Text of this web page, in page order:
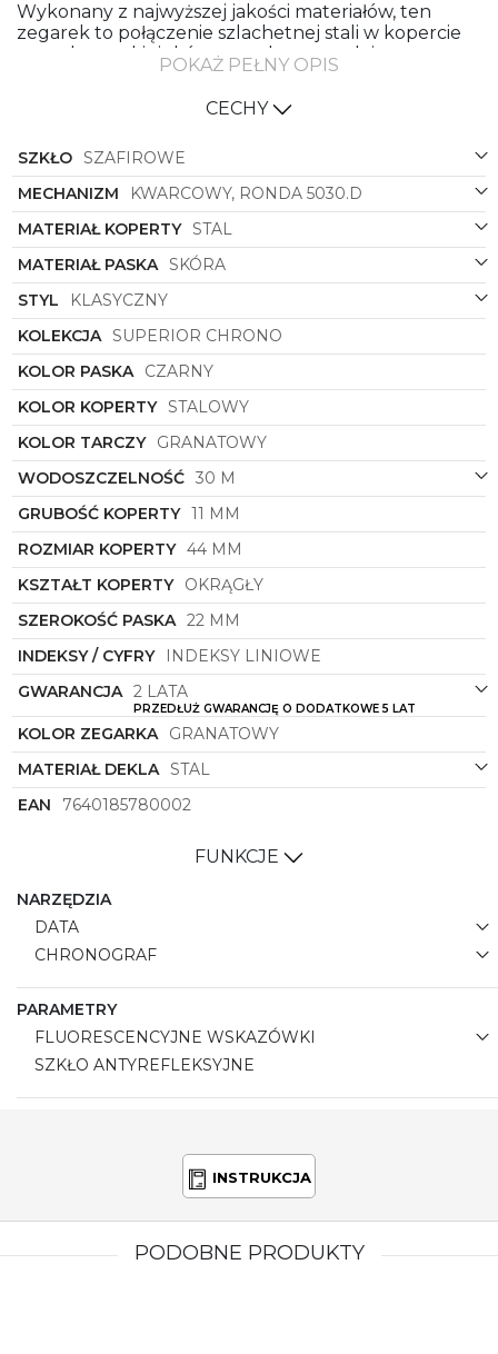
Wykonany z najwyższej jakości materiałów, ten
zegarek to połączenie szlachetnej stali w kopercie
oraz eleganckiej skóry w pasku, co nadaje mu
niepowtarzalnego charakteru. Klasyczny, okrągły
kształt koperty podkreśla tradycyjny design, który
jednak posiada nowoczesne elementy, tworząc
Czarny pasek doskonale kontrastuje z granatową
tarczą, tworząc zegarek o eleganckim wyglądzie,
który z pewnością przyciągnie spojrzenia. Klasyczne
wskazówki oraz subtelne indeksy dodają
wyjątkowego uroku i ułatwiają odczytanie czasu,
nawet w najbardziej wymagających sytuacjach.
Roamerz serii Superior Chrono to nie tylko zegarek,
to również wyraz luksusu i prestiżu. Idealny
towarzysz podczas eleganckich przyjęć, spotkań
biznesowych czy wieczornych kolacji. Pozwala nie
tylko śledzić czas, ale także podkreślać
indywidualny styl i osobowość, dodać klasy każdej
stylizacji oraz sprawi, że każda chwila stanie się
wyjątkowa.
Niech zegarekRoamerstanie się Twoim
partnerskim elementem, który nie tylko mierzy czas,
ale także pozwala cieszyć się z każdego momentu w
pełni. Dzięki precyzji działania i doskonałemu
wyglądowi, ten czasomierz spełni oczekiwania
nawet najbardziej wymagających miłośników
zegarków. Dokładność i elegancja w jednym - to
zegarekRoamerSuperior Chrono.
POKAŻ PEŁNY OPIS
CECHY
SZKŁO SZAFIROWE
MECHANIZM
KWARCOWY, RONDA 5030.D
MATERIAŁ KOPERTY STAL
MATERIAŁ PASKA SKÓRA
STYL
KLASYCZNY
KOLEKCJA SUPERIOR CHRONO
KOLOR PASKA CZARNY
KOLOR KOPERTY STALOWY
KOLOR TARCZY GRANATOWY
WODOSZCZELNOŚĆ 30 M
GRUBOŚĆ KOPERTY 11 MM
ROZMIAR KOPERTY 44 MM
KSZTAŁT KOPERTY OKRĄGŁY
SZEROKOŚĆ PASKA 22 MM
INDEKSY / CYFRY
INDEKSY LINIOWE
GWARANCJA 2 LATA
PRZEDŁUŻ GWARANCJĘ O DODATKOWE 5 LAT
KOLOR ZEGARKA GRANATOWY
MATERIAŁ DEKLA STAL
EAN
7640185780002
FUNKCJE
NARZĘDZIA
DATA
CHRONOGRAF
PARAMETRY
FLUORESCENCYJNE WSKAZÓWKI
SZKŁO ANTYREFLEKSYJNE
INSTRUKCJA
PODOBNE PRODUKTY